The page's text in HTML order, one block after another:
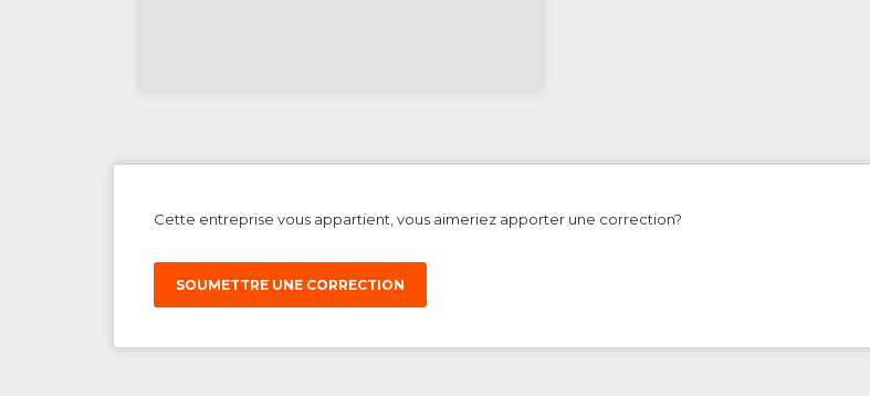
Cette entreprise vous appartient, vous aimeriez apporter une correction?
SOUMETTRE UNE CORRECTION